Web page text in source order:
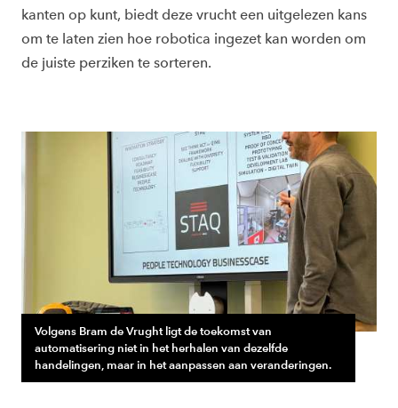
kanten op kunt, biedt deze vrucht een uitgelezen kans
om te laten zien hoe robotica ingezet kan worden om
de juiste perziken te sorteren.
Volgens Bram de Vrught ligt de toekomst van
automatisering niet in het herhalen van dezelfde
handelingen, maar in het aanpassen aan veranderingen.